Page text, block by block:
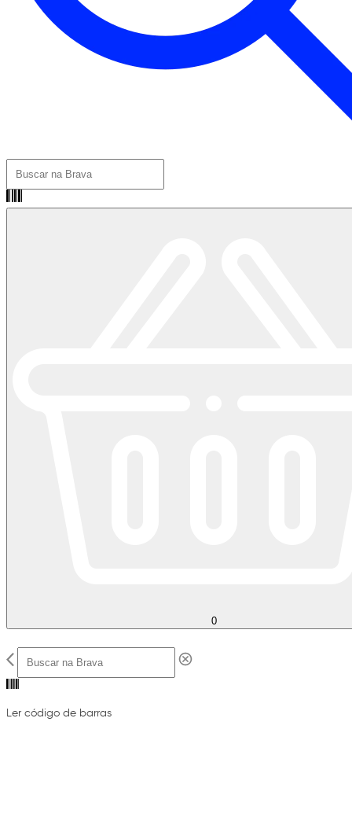
0
Ler código de barras